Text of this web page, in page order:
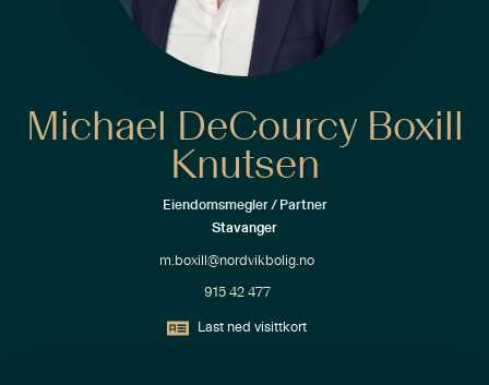
Michael DeCourcy Boxill
Knutsen
Eiendomsmegler / Partner
Stavanger
m.boxill@nordvikbolig.no
915 42 477
Last ned visittkort